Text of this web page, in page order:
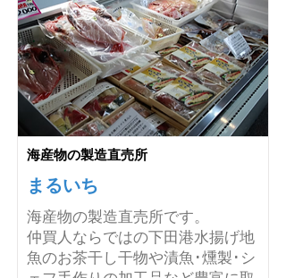
海産物の製造直売所
まるいち
海産物の製造直売所です。
仲買人ならではの下田港水揚げ地
魚のお茶干し干物や漬魚･燻製･シ